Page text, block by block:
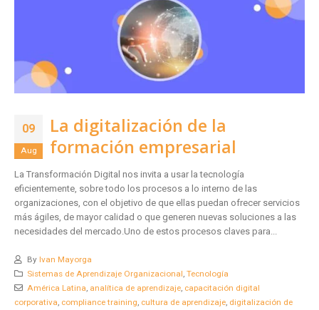
09
Aug
La digitalización de la
formación empresarial
La Transformación Digital nos invita a usar la tecnología
eficientemente, sobre todo los procesos a lo interno de las
organizaciones, con el objetivo de que ellas puedan ofrecer servicios
más ágiles, de mayor calidad o que generen nuevas soluciones a las
necesidades del mercado.Uno de estos procesos claves para...
By Ivan Mayorga
Sistemas de Aprendizaje Organizacional, Tecnología
América Latina, analítica de aprendizaje, capacitación digital
corporativa, compliance training, cultura de aprendizaje, digitalización de